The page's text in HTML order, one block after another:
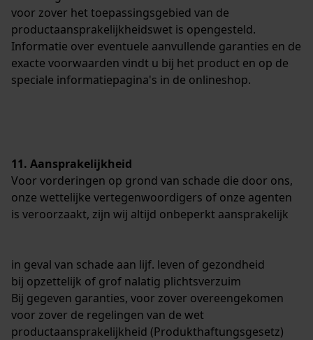
voor zover het toepassingsgebied van de
productaansprakelijkheidswet is opengesteld.
Informatie over eventuele aanvullende garanties en de
exacte voorwaarden vindt u bij het product en op de
speciale informatiepagina's in de onlineshop.
11. Aansprakelijkheid
Voor vorderingen op grond van schade die door ons,
onze wettelijke vertegenwoordigers of onze agenten
is veroorzaakt, zijn wij altijd onbeperkt aansprakelijk
in geval van schade aan lijf. leven of gezondheid
bij opzettelijk of grof nalatig plichtsverzuim
Bij gegeven garanties, voor zover overeengekomen
voor zover de regelingen van de wet
productaansprakelijkheid (Produkthaftungsgesetz)
Loop54 Personalization
Gepersonaliseerde homepage
Opgeslagen winkelwagen
Persoonlijke begroeting
Marketing Cookies
Google Global Site Tag
Microsoft Advertising Universal
Event Tracking
Survicate